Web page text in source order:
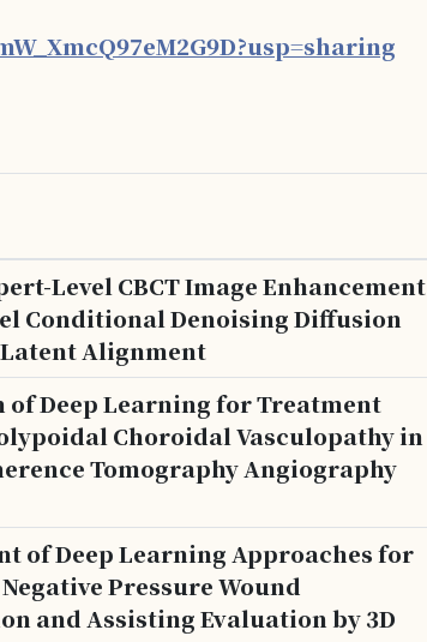
Level CBCT Image Enhancement
Conditional Denoising Diffusion
Alignment
Deep Learning for Treatment
Choroidal Vasculopathy in
Tomography Angiography
of Deep Learning Approaches for
Pressure Wound
and Assisting Evaluation by 3D